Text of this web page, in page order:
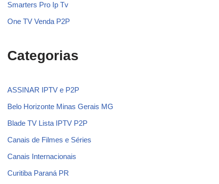
Smarters Pro Ip Tv
One TV Venda P2P
Categorias
ASSINAR IPTV e P2P
Belo Horizonte Minas Gerais MG
Blade TV Lista IPTV P2P
Canais de Filmes e Séries
Canais Internacionais
Curitiba Paraná PR